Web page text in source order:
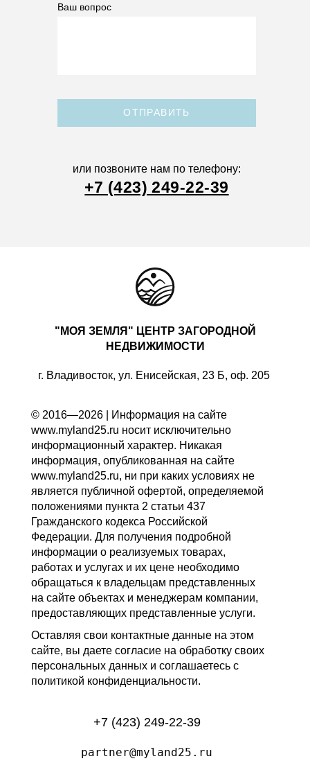
Ваш вопрос
ОТПРАВИТЬ
или позвоните нам по телефону:
+7 (423) 249-22-39
"МОЯ ЗЕМЛЯ" ЦЕНТР ЗАГОРОДНОЙ
НЕДВИЖИМОСТИ
г. Владивосток, ул. Енисейская, 23 Б, оф. 205
© 2016—2026 | Информация на сайте
www.myland25.ru носит исключительно
информационный характер. Никакая
информация, опубликованная на сайте
www.myland25.ru, ни при каких условиях не
является публичной офертой, определяемой
положениями пункта 2 статьи 437
Гражданского кодекса Российской
Федерации. Для получения подробной
информации о реализуемых товарах,
работах и услугах и их цене необходимо
обращаться к владельцам представленных
на сайте объектах и менеджерам компании,
предоставляющих представленные услуги.
Оставляя свои контактные данные на этом
сайте, вы даете согласие на обработку своих
персональных данных и соглашаетесь с
политикой конфиденциальности.
+7 (423) 249-22-39
partner@myland25.ru